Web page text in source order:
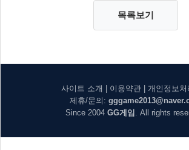
목록보기
사이트 소개 | 이용약관| 개인정보처
제휴/문의:
Since 2004 GG게임 . All rights